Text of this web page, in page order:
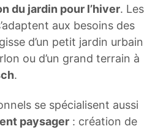
du jardin pour l’hiver. Les
aux besoins des
d’un petit jardin urbain
ou d’un grand terrain à
.
se spécialisent aussi
paysager: création de